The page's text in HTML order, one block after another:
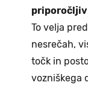
priporočljiv
To velja
nesrečah,
točk in
vozniškega